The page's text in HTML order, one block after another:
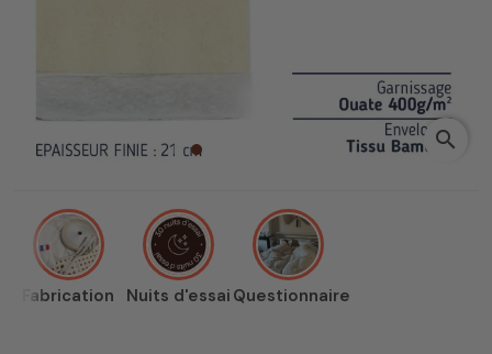
search
Fabrication Nuits d'essai Questionnaire